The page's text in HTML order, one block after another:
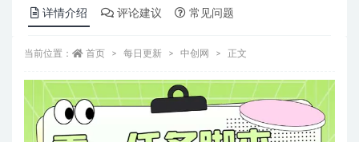
详情介绍 评论建议 常见问题
当前位置： 首页 每日更新 中创网 正文